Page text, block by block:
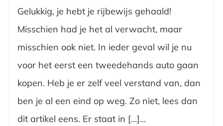
Gelukkig, je hebt je rijbewijs gehaald!
Misschien had je het al verwacht, maar
misschien ook niet. In ieder geval wil je nu
voor het eerst een tweedehands auto gaan
kopen. Heb je er zelf veel verstand van, dan
ben je al een eind op weg. Zo niet, lees dan
dit artikel eens. Er staat in […]...